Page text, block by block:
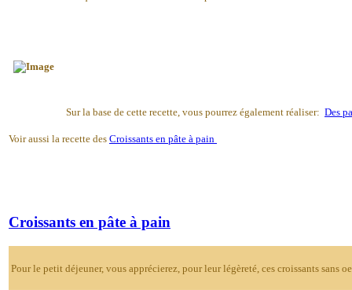
Sur la base de cette recette, vous pourrez également réaliser: Des
Voir aussi la recette des Croissants en pâte à pain
Croissants en pâte à pain
Pour le petit déjeuner, vous apprécierez, pour leur légèreté, ces croissants sans